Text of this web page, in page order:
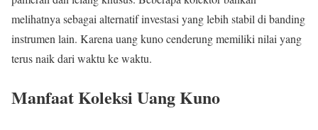
melihatnya sebagai alternatif investasi yang lebih stabil di banding
instrumen lain. Karena uang kuno cenderung memiliki nilai yang
terus naik dari waktu ke waktu.
Manfaat Koleksi Uang Kuno